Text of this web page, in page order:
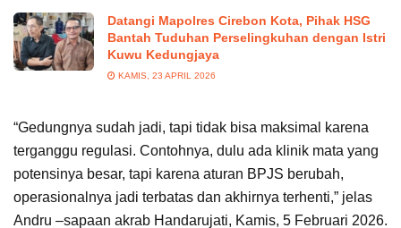
Datangi Mapolres Cirebon Kota, Pihak HSG
Bantah Tuduhan Perselingkuhan dengan Istri
Kuwu Kedungjaya
KAMIS, 23 APRIL 2026
“Gedungnya sudah jadi, tapi tidak bisa maksimal karena
terganggu regulasi. Contohnya, dulu ada klinik mata yang
potensinya besar, tapi karena aturan BPJS berubah,
operasionalnya jadi terbatas dan akhirnya terhenti,” jelas
Andru –sapaan akrab Handarujati, Kamis, 5 Februari 2026.